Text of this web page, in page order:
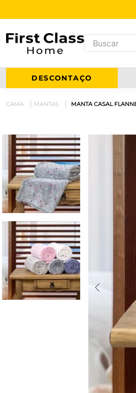
DESCONTAÇO
CAMA MANTAS MANTA CASAL